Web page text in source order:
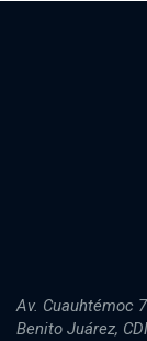
Av. Cuauhtémoc
Benito Juárez,